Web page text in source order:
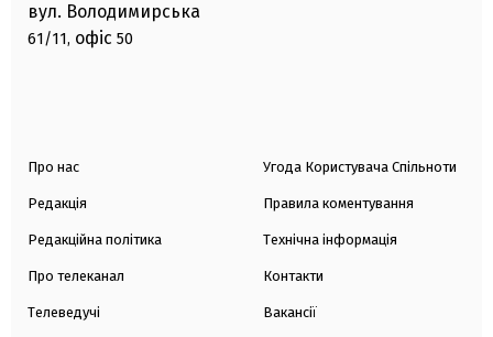
вул. Володимирська
61/11, офіс 50
Про нас
Редакція
Редакційна політика
Про телеканал
Телеведучі
Угода Користувача Спільноти
Правила коментування
Технічна інформація
Контакти
Вакансії